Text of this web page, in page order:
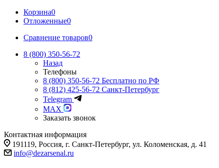
Корзина0
Отложенные0
Сравнение товаров0
8 (800) 350-56-72
Назад
Телефоны
8 (800) 350-56-72 Бесплатно по РФ
8 (812) 425-56-72 Санкт-Петербург
Telegram
MAX
Заказать звонок
Контактная информация
191119, Россия, г. Санкт-Петербург, ул. Коломенская, д. 41
info@dezarsenal.ru